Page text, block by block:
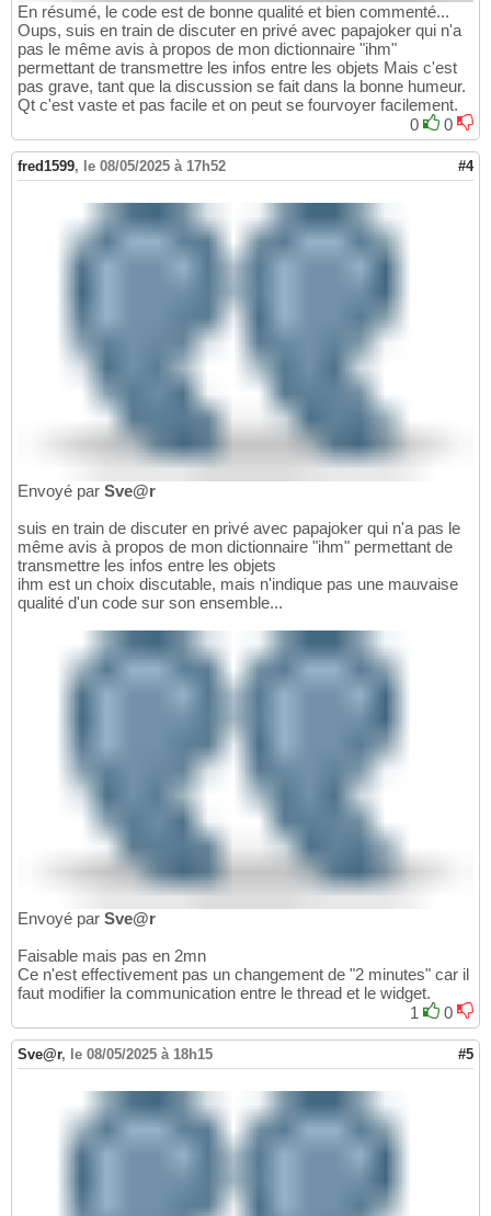
En résumé, le code est de bonne qualité et bien commenté...
Oups, suis en train de discuter en privé avec papajoker qui n'a
pas le même avis à propos de mon dictionnaire "ihm"
permettant de transmettre les infos entre les objets Mais c'est
pas grave, tant que la discussion se fait dans la bonne humeur.
Qt c'est vaste et pas facile et on peut se fourvoyer facilement.
0
0
fred1599, le 08/05/2025 à 17h52 #4
Envoyé par Sve@r
suis en train de discuter en privé avec papajoker qui n'a pas le
même avis à propos de mon dictionnaire "ihm" permettant de
transmettre les infos entre les objets
ihm est un choix discutable, mais n'indique pas une mauvaise
qualité d'un code sur son ensemble...
Envoyé par Sve@r
Faisable mais pas en 2mn
Ce n'est effectivement pas un changement de "2 minutes" car il
faut modifier la communication entre le thread et le widget.
1
0
Sve@r, le 08/05/2025 à 18h15 #5